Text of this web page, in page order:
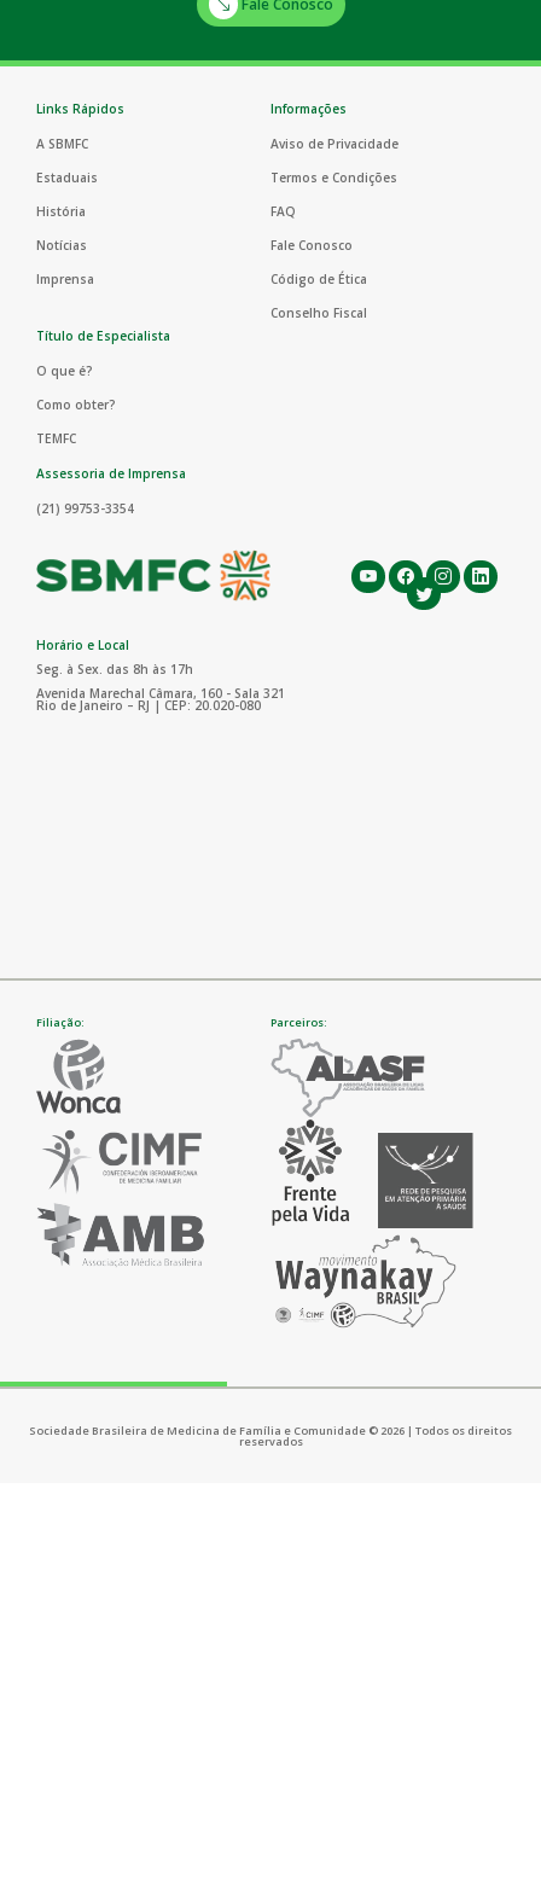
Fale Conosco
Links Rápidos
A SBMFC
Estaduais
História
Notícias
Imprensa
Informações
Aviso de Privacidade
Termos e Condições
FAQ
Fale Conosco
Código de Ética
Conselho Fiscal
Título de Especialista
O que é?
Como obter?
TEMFC
Assessoria de Imprensa
(21) 99753-3354
Horário e Local
Seg. à Sex. das 8h às 17h
Avenida Marechal Câmara, 160 - Sala 321
Rio de Janeiro – RJ | CEP: 20.020-080
Filiação: Parceiros:
Sociedade Brasileira de Medicina de Família e Comunidade © 2026 | Todos os direitos
reservados